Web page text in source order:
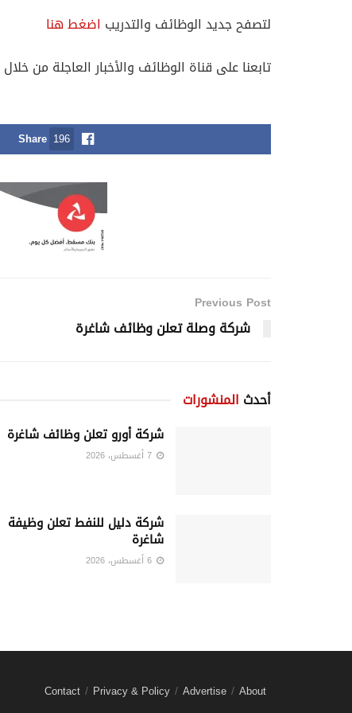
لتصفح جديد الوظائف والتدريب اضغط هنا
تابعنا على قناة الوظائف والأخبار العاجلة من
Share 196
Previous Post
شركة وصلة تعلن وظائف شاغرة
أحدث المنشورات
شركة أورو تعلن وظائف شاغرة
شركة دليل للنفط تعلن وظيفة
شاغرة
About
Advertise
Privacy & Policy
Contact